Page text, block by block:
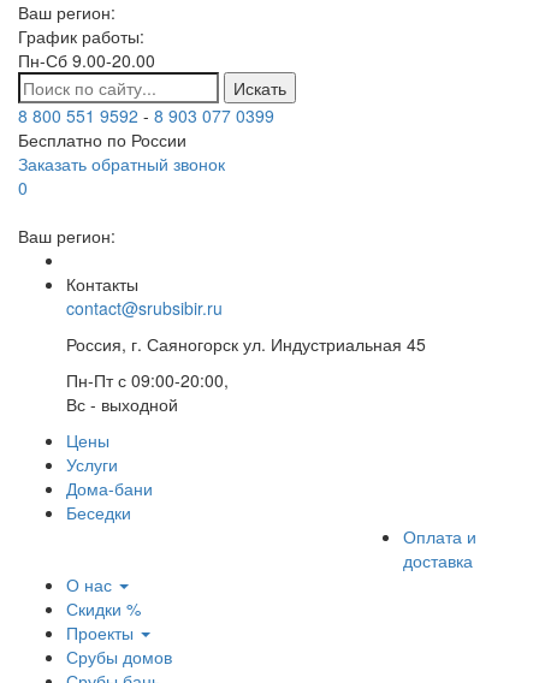
Ваш регион:
График работы:
Пн-Сб 9.00-20.00
Искать
8 800 551 9592 - 8 903 077 0399
Бесплатно по России
Заказать обратный звонок
0
Ваш регион:
Контакты
contact@srubsibir.ru
Россия, г. Саяногорск ул. Индустриальная 45
Пн-Пт с 09:00-20:00,
Вс - выходной
Цены
Услуги
Дома-бани
Беседки
Оплата и
доставка
О нас
Скидки %
Проекты
Срубы домов